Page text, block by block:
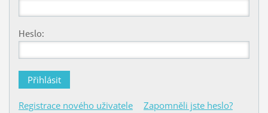
Heslo:
Registrace nového uživatele Zapomněli jste heslo?